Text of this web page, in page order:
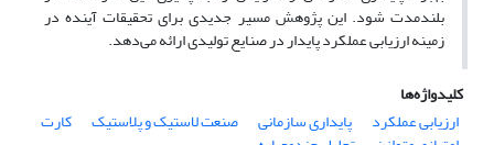
بلندمدت شود. این پژوهش مسیر جدیدی برای تحقیقات آینده در
زمینه ارزیابی عملکرد پایدار در صنایع تولیدی ارائه می‌دهد.
کلیدواژه‌ها
ارزیابی عملکرد
پایداری سازمانی صنعت لاستیک و پلاستیک کارت